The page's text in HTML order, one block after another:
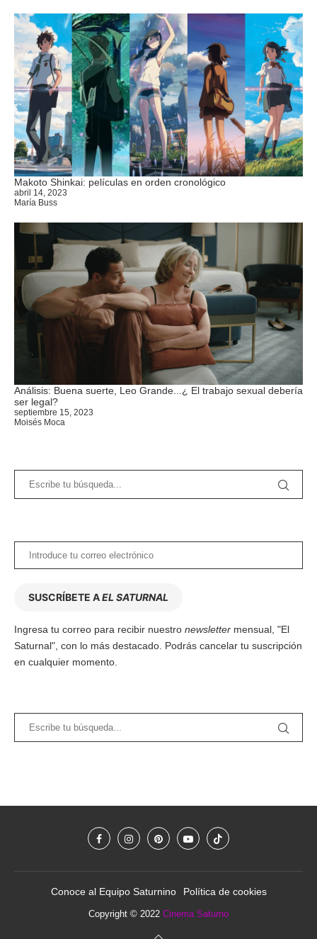
Makoto Shinkai: películas en orden cronológico
abril 14, 2023
María Buss
Análisis: Buena suerte, Leo Grande...¿ El trabajo sexual debería
ser legal?
septiembre 15, 2023
Moisés Moca
SUSCRÍBETE AEL SATURNAL
Ingresa tu correo para recibir nuestro newsletter mensual, "El
Saturnal", con lo más destacado. Podrás cancelar tu suscripción
en cualquier momento.
Conoce al Equipo Saturnino Política de cookies
Copyright © 2022 Cinema Saturno